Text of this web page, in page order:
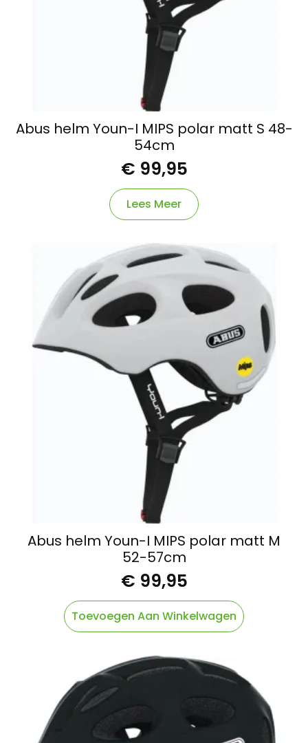
Abus helm Youn-I MIPS polar matt S 48-
54cm
€ 99,95
Lees Meer
Abus helm Youn-I MIPS polar matt M
52-57cm
€ 99,95
Toevoegen Aan Winkelwagen